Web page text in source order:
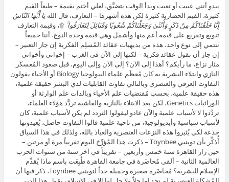
يبدو أنني عييت أو تعبت وبدأ الوقت يتضيَّق، لعلي أختم بقيمة – طبعاً القيم
كثيرة، القيم الحضارية كثيرة لكن هذه أشهرها – التعارف، قال اللهيَا أَيُّهَا النَّاسُ
إِنَّا خَلَقْنَاكُمْ مِنْ ذَكَرٍ وَأُنْثَىٰ وَجَعَلْنَاكُمْ شُعُوبًا وَقَبَائِلَ لِتَعَارَفُوا ۚ ۩، وقيمة التعارف
تنويع وتفريع على قيمة أعم منها وأشمل وهي قيمة وحدة النوع، أننا جميعاً
ننتمي إلى نوع واحد، هذه من بديهيات عقائد المُسلِم الفكرية إن جاز التعبير –
إن جاز أن نقول عقائد فكرية – لكنها إلى الآن في الغرب – إخواني وأخواتي –
مثار نزاع، ما رأيكم؟ أهذا إلى الآن؟ إلى الآن وإلى اليوم، قبل صعود المُعسكَر
النازي وابتلاء البشرية به كان مُعظَم علماء البيولوجيا Biology أو الأحياء يقولون
التفاوت العرقي والعنصري وبالتالي تفاوت القابليات لدي البشر حقيقة علمية،
هذه حقيقة علمية، بحسب مُقتضيات علم الأحياء وبالذات علم الوارثة أو
الوراثيات Genetics، لكن بعد الابتلاء بالنازية والفاشية تردَّد هؤلاء العلماء،
تردَّدوا لا لأسباب علمية والآن عادو ليقولوا التردد لم يكن لأسباب علمية، كان
لأسباب سياسية وأيديولوجية، من ناحية علمية قالوا التفاوت حاصل، يُعيدونها
جذعة لكي يُثيروا هذه النزعات العنصرية والعياذ بالله، ولذلك في هذا السياق
أُذكِّر بأن توينبي Toynbee – ذكرت هذا المُؤرِّخ اليوم تقريباً مرة أو مرتين –
حين زار القاهرة سنة خمس وأربعين – تقريباً في آخر سنة من سنوات الحرب
العالمية الثانية – ألقى مُحاضَرة في جامعة القاهرة طُبِعَت باسم ماذا يُقدِّم
الإسلام للبشرية؟ مُحاضَرة صغيرة وجميلة جداً لتوينبي Toynbee، ذكر فيها أن